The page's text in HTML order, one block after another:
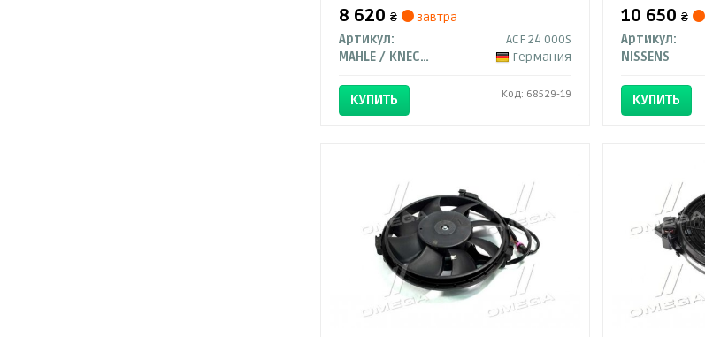
8 620 ₴
завтра
Артикул:
ACF 24 000S
MAHLE / KNECHT
Германия
КУПИТЬ Код: 68529-19
10 650₴
Артикул:
NISSENS
КУПИТЬ